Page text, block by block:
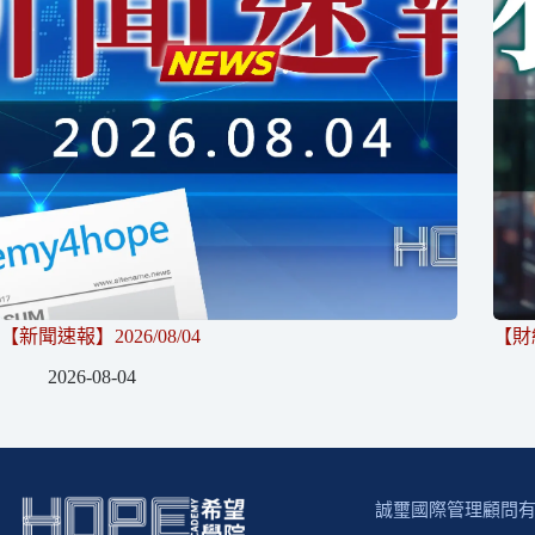
【新聞速報】2026/08/04
2026-08-04
【
誠璽國際管理顧問